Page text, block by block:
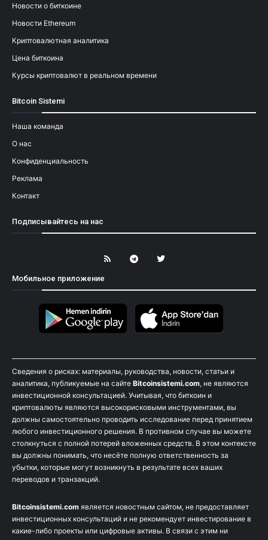
Новости о биткоине
Новости Ethereum
Криптовалютная аналитика
Цена биткоина
Курсы криптовалют в реальном времени
Bitcoin Sistemi
Наша команда
О нас
Конфиденциальность
Реклама
Контакт
Подписывайтесь на нас
Мобильное приложение
Сведения о рисках: материалы, руководства, новости, статьи и
аналитика, публикуемые на сайте Bitcoinsistemi.com, не являются
инвестиционной консультацией. Учитывая, что биткоин и
криптовалюты являются высокорисковыми инструментами, вы
должны самостоятельно проводить исследование перед принятием
любого инвестиционного решения. В противном случае вы можете
столкнуться с полной потерей вложенных средств. В этом контексте
вы должны понимать, что несёте полную ответственность за
убытки, которые могут возникнуть в результате всех ваших
переводов и транзакций.
Bitcoinsistemi.com является новостным сайтом, не предоставляет
инвестиционных консультаций и не рекомендует инвестирование в
какие-либо проекты или цифровые активы. В связи с этим ни